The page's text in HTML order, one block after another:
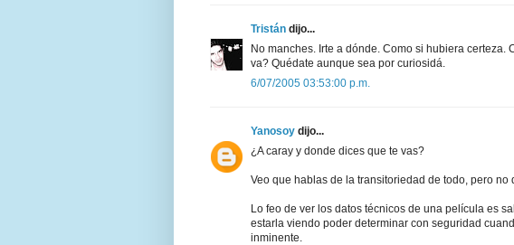
Tristán dijo...
No manches. Irte a dónde. Como si hubiera certeza.
va? Quédate aunque sea por curiosidá.
6/07/2005 03:53:00 p.m.
Yanosoy dijo...
¿A caray y donde dices que te vas?
Veo que hablas de la transitoriedad de todo, pero no
Lo feo de ver los datos técnicos de una película es
estarla viendo poder determinar con seguridad
inminente.